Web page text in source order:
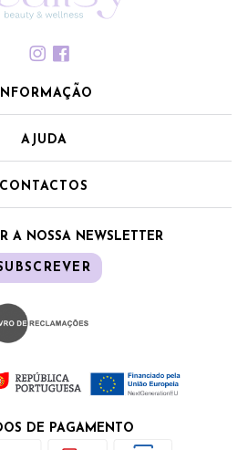
AJUDA
CONTACTOS
A NOSSA NEWSLETTER
DE PAGAMENTO